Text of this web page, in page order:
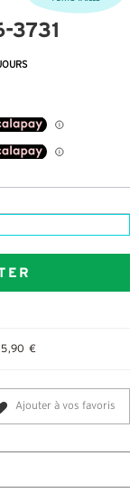
3731
5,90 €
Ajouter à vos favoris